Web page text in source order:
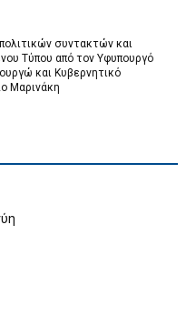
συντακτών και
Τύπου από τον Υφυπουργό
και Κυβερνητικό
Μαρινάκη